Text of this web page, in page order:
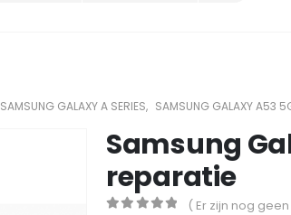
SAMSUNG GALAXY A SERIES, SAMSUNG GALAXY A53
Samsung
reparatie
( Er zijn nog